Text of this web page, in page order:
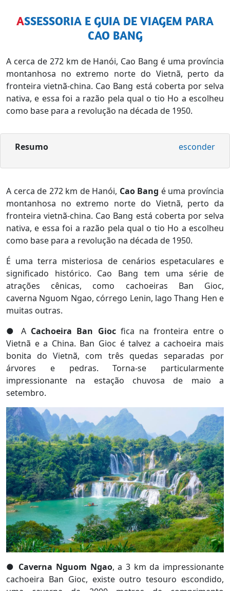
ASSESSORIA E GUIA DE VIAGEM PARA
CAO BANG
A cerca de 272 km de Hanói, Cao Bang é uma província
montanhosa no extremo norte do Vietnã, perto da
fronteira vietnã-china. Cao Bang está coberta por selva
nativa, e essa foi a razão pela qual o tio Ho a escolheu
como base para a revolução na década de 1950.
Resumo esconder
A cerca de 272 km de Hanói, Cao Bang é uma província
montanhosa no extremo norte do Vietnã, perto da
fronteira vietnã-china. Cao Bang está coberta por selva
nativa, e essa foi a razão pela qual o tio Ho a escolheu
como base para a revolução na década de 1950.
É uma terra misteriosa de cenários espetaculares e
significado histórico. Cao Bang tem uma série de
atrações cênicas, como cachoeiras Ban Gioc,
caverna Nguom Ngao, córrego Lenin, lago Thang Hen e
muitas outras.
● A Cachoeira Ban Giocfica na fronteira entre o
Vietnã e a China. Ban Gioc é talvez a cachoeira mais
bonita do Vietnã, com três quedas separadas por
árvores e pedras. Torna-se particularmente
impressionante na estação chuvosa de maio a
setembro.
● Caverna Nguom Ngao, a 3 km da impressionante
cachoeira Ban Gioc, existe outro tesouro escondido,